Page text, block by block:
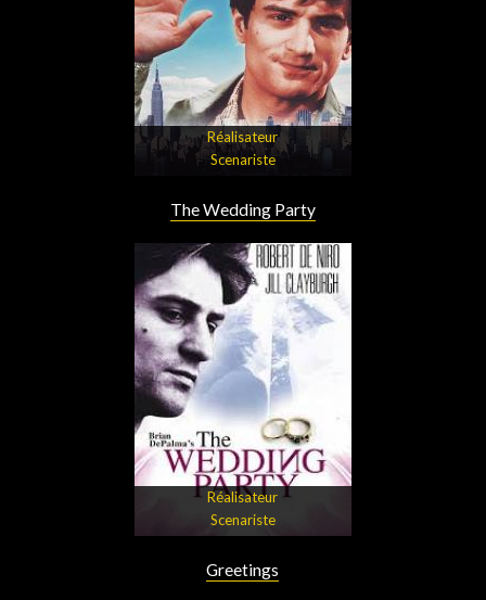
Réalisateur
Scenariste
The Wedding Party
Réalisateur
Scenariste
Greetings